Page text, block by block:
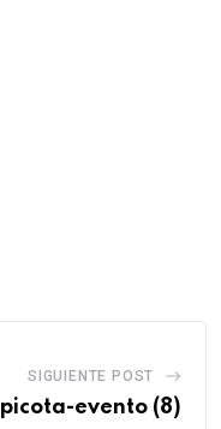
SIGUIENTE POST
picota-evento (8)